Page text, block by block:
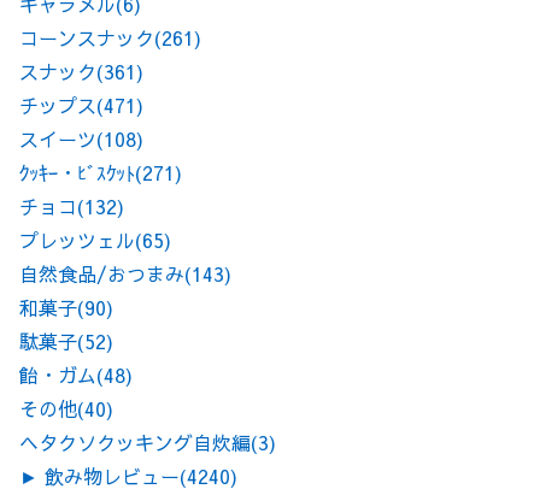
コーンスナック(261)
スナック(361)
チップス(471)
スイーツ(108)
ｸｯｷｰ・ﾋﾞｽｹｯﾄ(271)
チョコ(132)
プレッツェル(65)
自然食品/おつまみ(143)
和菓子(90)
駄菓子(52)
飴・ガム(48)
その他(40)
ヘタクソクッキング自炊編(3)
► 飲み物レビュー(4240)